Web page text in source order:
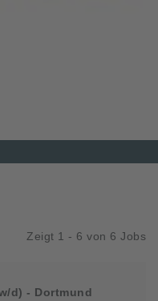
Zeigt 1 - 6 von 6 Jobs
d) - Dortmund